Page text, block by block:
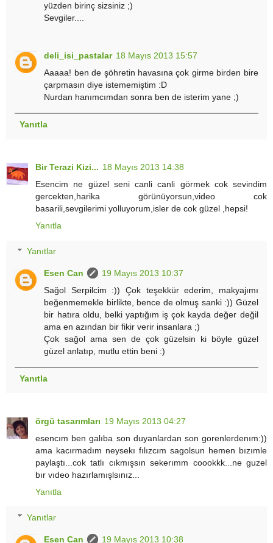
yüzden birinç sizsiniz ;)
Sevgiler....
deli_isi_pastalar 18 Mayıs 2013 15:57
Aaaaa! ben de şöhretin havasına çok girme birden bire
çarpmasın diye istememiştim :D
Nurdan hanımcımdan sonra ben de isterim yane ;)
Yanıtla
Bir Terazi Kizi... 18 Mayıs 2013 14:38
Esencim ne güzel seni canli canli görmek cok sevindim
gercekten,harika görünüyorsun,video cok
basarili,sevgilerimi yolluyorum,isler de cok güzel ,hepsi!
Yanıtla
Yanıtlar
Esen Can
19 Mayıs 2013 10:37
Sağol Serpilcim :)) Çok teşekkür ederim, makyajımı
beğenmemekle birlikte, bence de olmuş sanki :)) Güzel
bir hatıra oldu, belki yaptığım iş çok kayda değer değil
ama en azından bir fikir verir insanlara ;)
Çok sağol ama sen de çok güzelsin ki böyle güzel
güzel anlatıp, mutlu ettin beni :)
Yanıtla
örgü tasarımları 19 Mayıs 2013 04:27
esencım ben galıba son duyanlardan son gorenlerdenım:))
ama kacırmadım neysekı fılızcım sagolsun hemen bızımle
paylaştı...cok tatlı cıkmışsın sekerımm coookkk...ne guzel
bır vıdeo hazırlamışlsınız...
Yanıtla
Yanıtlar
Esen Can 19 Mayıs 2013 10:38